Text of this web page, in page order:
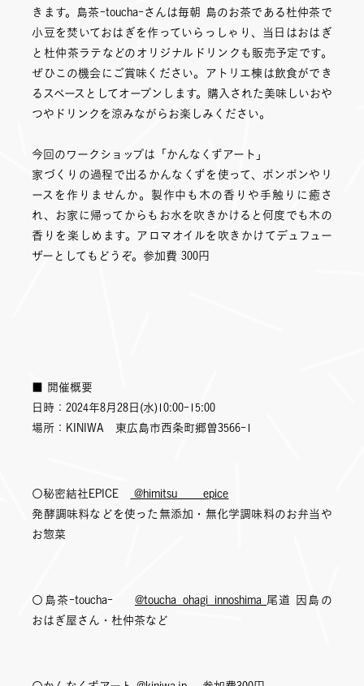
きます。島茶-toucha-さんは毎朝 島のお茶である杜仲茶で
小豆を焚いておはぎを作っていらっしゃり、当日はおはぎ
と杜仲茶ラテなどのオリジナルドリンクも販売予定です。
ぜひこの機会にご賞味ください。アトリエ棟は飲食ができ
るスペースとしてオープンします。購入された美味しいおや
つやドリンクを涼みながらお楽しみください。
今回のワークショップは「かんなくずアート」
家づくりの過程で出るかんなくずを使って、ポンポンやリ
ースを作りませんか。製作中も木の香りや手触りに癒さ
れ、お家に帰ってからもお水を吹きかけると何度でも木の
香りを楽しめます。アロマオイルを吹きかけてデュフュー
ザーとしてもどうぞ。参加費 300円
■ 開催概要
日時：2024年8月28日(水)10:00-15:00
場所：KINIWA 東広島市西条町郷曽3566-1
〇秘密結社EPICE
@himitsu____epice
発酵調味料などを使った無添加・無化学調味料のお弁当や
お惣菜
〇島茶-toucha- @toucha_ohagi_innoshima 尾道 因島の
おはぎ屋さん・杜仲茶など